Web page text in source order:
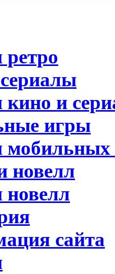
и
игры
мобильных
новелл
сайта